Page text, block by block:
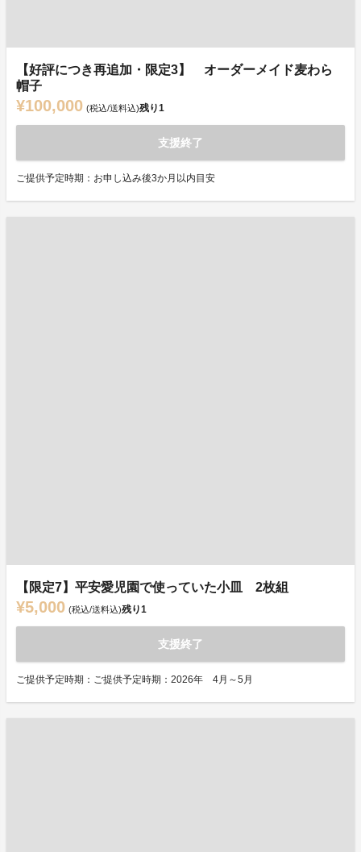
【好評につき再追加・限定3】 オーダーメイド麦わら
帽子
¥100,000 (税込/送料込)残り1
支援終了
ご提供予定時期：お申し込み後3か月以内目安
【限定7】平安愛児園で使っていた小皿 2枚組
¥5,000 (税込/送料込)残り1
支援終了
ご提供予定時期：ご提供予定時期：2026年 4月～5月